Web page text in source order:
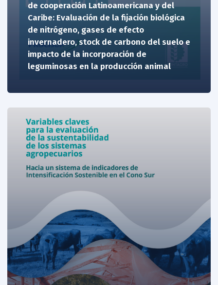
de cooperación Latinoamericana y del
Caribe: Evaluación de la fijación biológica
de nitrógeno, gases de efecto
invernadero, stock de carbono del suelo e
impacto de la incorporación de
leguminosas en la producción animal